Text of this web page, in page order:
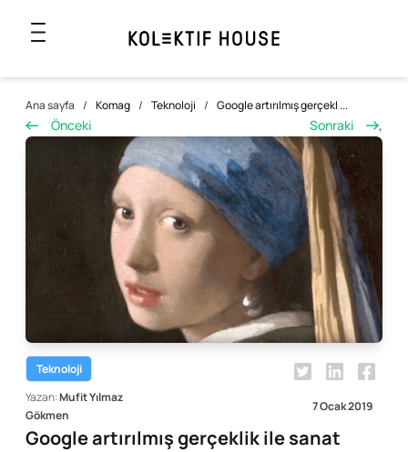
Ana sayfa / Komag / Teknoloji / Google artırılmış gerçekl ...
Önceki Sonraki ,
Teknoloji
Yazan:Mufit Yılmaz
Gökmen
7 Ocak 2019
Google artırılmış gerçeklik ile sanat